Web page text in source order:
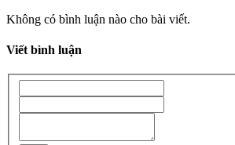
Không có bình luận nào cho bài viết.
Viết bình luận